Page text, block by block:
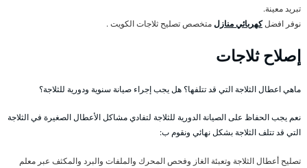
تبريد معينة.
نوفر افضلكهربائي منازلمتخصص تصليح ثلاجات الكويت .
إصلاح ثلاجات
ماهي اعطال الثلاجة التي قد تتلفها؟ هل يجب إجراء صيانة سنوية ودورية للثلاجة؟
نعم يجب الحفاظ على الصيانة الدورية للثلاجة لتفادي مشاكل الأعطال الصغيرة في الثلاجة
التي قد تتلف الثلاجة بشكل نهائي ونقوم ب:
تصليح أعطال الثلاجة وتعبئة الغاز وفحص المحرك والملفات والبرد والمكثف عبر معلم